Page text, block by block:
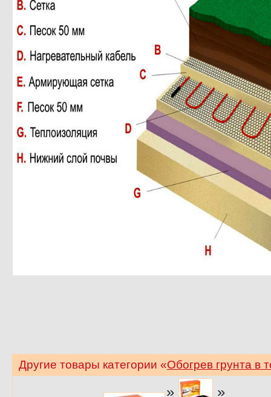
Другие товары категории «Обогрев грунта в
»
»